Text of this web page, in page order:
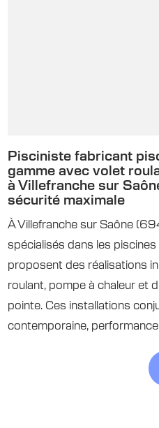
Pisciniste fabricant
gamme avec volet
à Villefranche sur
sécurité maximale
À Villefranche sur Saône
spécialisés dans les
proposent des réalisations
roulant, pompe à chaleur et
pointe. Ces installations
contemporaine, performance